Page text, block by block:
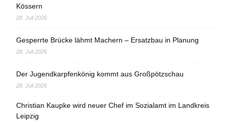
Kössern
28. Juli 2026
Gesperrte Brücke lähmt Machern – Ersatzbau in Planung
28. Juli 2026
Der Jugendkarpfenkönig kommt aus Großpötzschau
28. Juli 2026
Christian Kaupke wird neuer Chef im Sozialamt im Landkreis
Leipzig